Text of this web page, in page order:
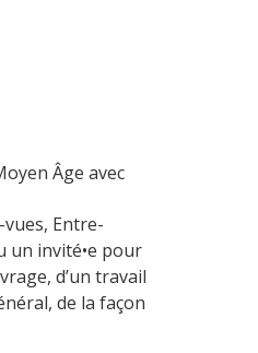
Âge avec
Entre-
un invité•e pour
d’un travail
de la façon